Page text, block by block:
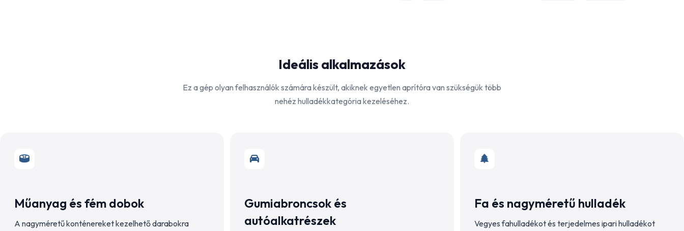
Ideális alkalmazások
Ez a gép olyan felhasználók számára készült, akiknek egyetlen aprítóra van szükségük több
nehéz hulladékkategória kezeléséhez.
Műanyag és fém dobok
A nagyméretű konténereket kezelhető darabokra
Gumiabroncsok és
autóalkatrészek
Fa és nagyméretű hulladék
Vegyes fahulladékot és terjedelmes ipari hulladékot